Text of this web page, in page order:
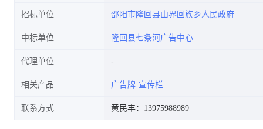
招标单位 邵阳市隆回县山界回族乡人民政府
中标单位 隆回县七条河广告中心
代理单位
相关产品 广告牌 宣传栏
联系方式 黄民丰：13975988989